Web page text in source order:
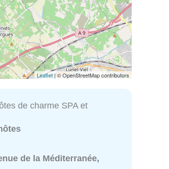
Leaflet| © OpenStreetMap contributors
de charme SPA et
de la Méditerranée,